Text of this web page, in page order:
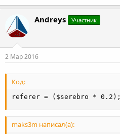
Andreys Участник
2 Мар 2016
Код:
referer = ($serebro * 0.2);
maks3m написал(а):